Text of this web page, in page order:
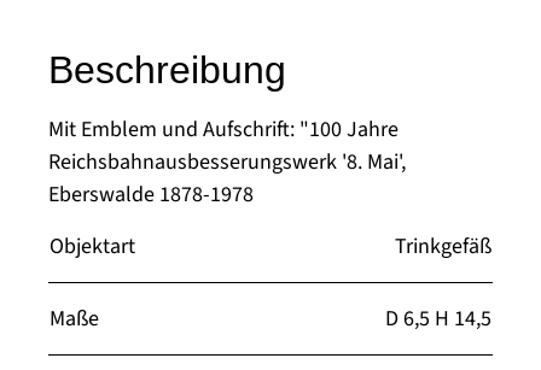
Beschreibung
Mit Emblem und Aufschrift: "100 Jahre
Reichsbahnausbesserungswerk '8. Mai',
Eberswalde 1878-1978
Objektart
Trinkgefäß
Maße D 6,5 H 14,5